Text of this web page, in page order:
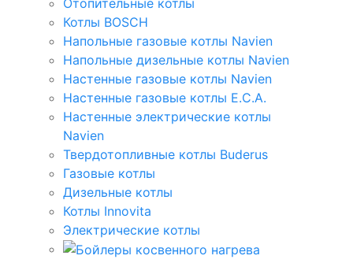
Котлы BOSCH
Напольные газовые котлы Navien
Напольные дизельные котлы Navien
Настенные газовые котлы Navien
Настенные газовые котлы E.C.A.
Настенные электрические котлы
Navien
Твердотопливные котлы Buderus
Газовые котлы
Дизельные котлы
Котлы Innovita
Электрические котлы